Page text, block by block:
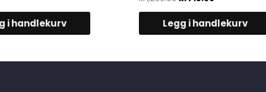
i handlekurv
0
av
Legg i handlekurv